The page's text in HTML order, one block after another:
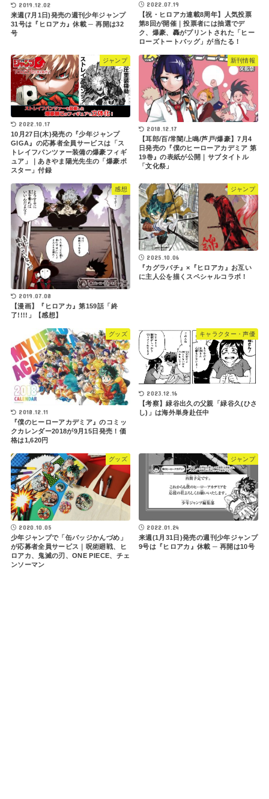
2019.12.02
来週(7月1日)発売の週刊少年ジャンプ
31号は『ヒロアカ』休載 ─ 再開は32
号
2022.07.19
【祝・ヒロアカ連載8周年】人気投票
第8回が開催｜投票者には抽選でデ
ク、爆豪、轟がプリントされた「ヒー
ローズトートバッグ」が当たる！
ジャンプ
2022.10.17
10月27日(木)発売の『少年ジャンプ
GIGA』の応募者全員サービスは「ス
トレイフパンツァー装備の爆豪フィギ
ュア」｜あきやま陽光先生の「爆豪ポ
スター」付録
新刊情報
2018.12.17
【耳郎/百/常闇/上鳴/芦戸/爆豪】7月4
日発売の『僕のヒーローアカデミア 第
19巻』の表紙が公開｜サブタイトル
「文化祭」
感想
2019.07.08
【漫画】『ヒロアカ』第159話「終
了!!!!」【感想】
ジャンプ
2025.10.06
『カグラバチ』×『ヒロアカ』お互い
に主人公を描くスペシャルコラボ！
グッズ
2018.12.11
『僕のヒーローアカデミア』のコミッ
クカレンダー2018が9月15日発売！価
格は1,620円
キャラクター・声優
2023.12.16
【考察】緑谷出久の父親「緑谷久(ひさ
し)」は海外単身赴任中
グッズ
2020.10.05
少年ジャンプで「缶バッジかんづめ」
が応募者全員サービス｜呪術廻戦、ヒ
ロアカ、鬼滅の刃、ONE PIECE、チェ
ンソーマン
ジャンプ
2022.01.24
来週(1月31日)発売の週刊少年ジャンプ
9号は『ヒロアカ』休載 ─ 再開は10号